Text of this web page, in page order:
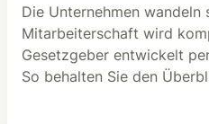
Die Unternehmen wandeln
Mitarbeiterschaft wird
Gesetzgeber entwickelt
So behalten Sie den